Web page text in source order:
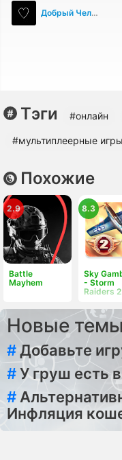
Добрый Человек :3
Тэги #онлайн
#мультиплеерные игры
Похожие
Battle
Mayhem
2.9
Sky
- Storm
Raiders 2
8.3
Новые
#Добавьте
#У груш есть
#
Инфляция